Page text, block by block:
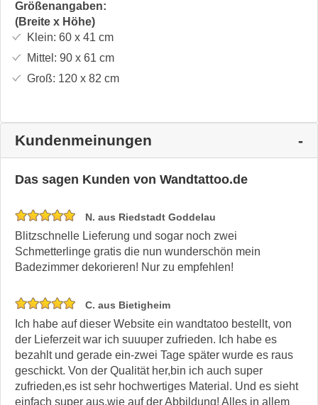
Größenangaben:
(Breite x Höhe)
Klein: 60 x 41 cm
Mittel: 90 x 61 cm
Groß: 120 x 82 cm
Kundenmeinungen
Das sagen Kunden von Wandtattoo.de
N. aus Riedstadt Goddelau
Blitzschnelle Lieferung und sogar noch zwei
Schmetterlinge gratis die nun wunderschön mein
Badezimmer dekorieren! Nur zu empfehlen!
C. aus Bietigheim
Ich habe auf dieser Website ein wandtatoo bestellt, von
der Lieferzeit war ich suuuper zufrieden. Ich habe es
bezahlt und gerade ein-zwei Tage später wurde es raus
geschickt. Von der Qualität her,bin ich auch super
zufrieden,es ist sehr hochwertiges Material. Und es sieht
einfach super aus,wie auf der Abbildung! Alles in allem